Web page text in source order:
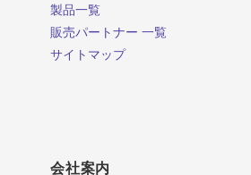
製品一覧
販売パートナー 一覧
サイトマップ
会社案内